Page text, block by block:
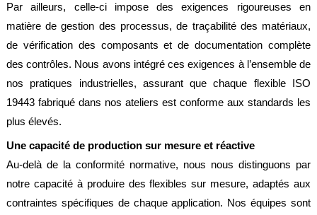
Par ailleurs, celle-ci impose des exigences rigoureuses en
matière de gestion des processus, de traçabilité des matériaux,
de vérification des composants et de documentation complète
des contrôles. Nous avons intégré ces exigences à l’ensemble de
nos pratiques industrielles, assurant que chaque flexible ISO
19443 fabriqué dans nos ateliers est conforme aux standards les
plus élevés.
Une capacité de production sur mesure et réactive
Au-delà de la conformité normative, nous nous distinguons par
notre capacité à produire des flexibles sur mesure, adaptés aux
contraintes spécifiques de chaque application. Nos équipes sont